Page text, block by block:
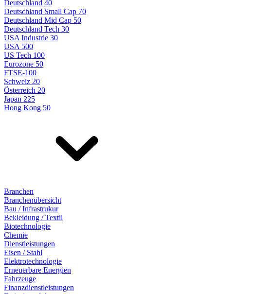
Deutschland 40
Deutschland Small Cap 70
Deutschland Mid Cap 50
Deutschland Tech 30
USA Industrie 30
USA 500
US Tech 100
Eurozone 50
FTSE-100
Schweiz 20
Österreich 20
Japan 225
Hong Kong 50
Branchen
Branchenübersicht
Bau / Infrastrukur
Bekleidung / Textil
Biotechnologie
Chemie
Dienstleistungen
Eisen / Stahl
Elektrotechnologie
Erneuerbare Energien
Fahrzeuge
Finanzdienstleistungen